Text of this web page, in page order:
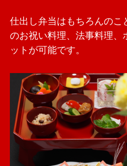
仕出し弁当はもちろんのこ
のお祝い料理、法事料理、
ットが可能です。